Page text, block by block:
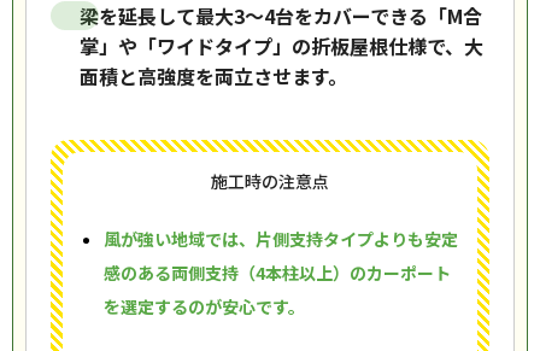
梁を延長して最大3〜4台をカバーできる「M合
掌」や「ワイドタイプ」の折板屋根仕様で、大
面積と高強度を両立させます。
施工時の注意点
風が強い地域では、片側支持タイプよりも安定
感のある両側支持（4本柱以上）のカーポート
を選定するのが安心です。